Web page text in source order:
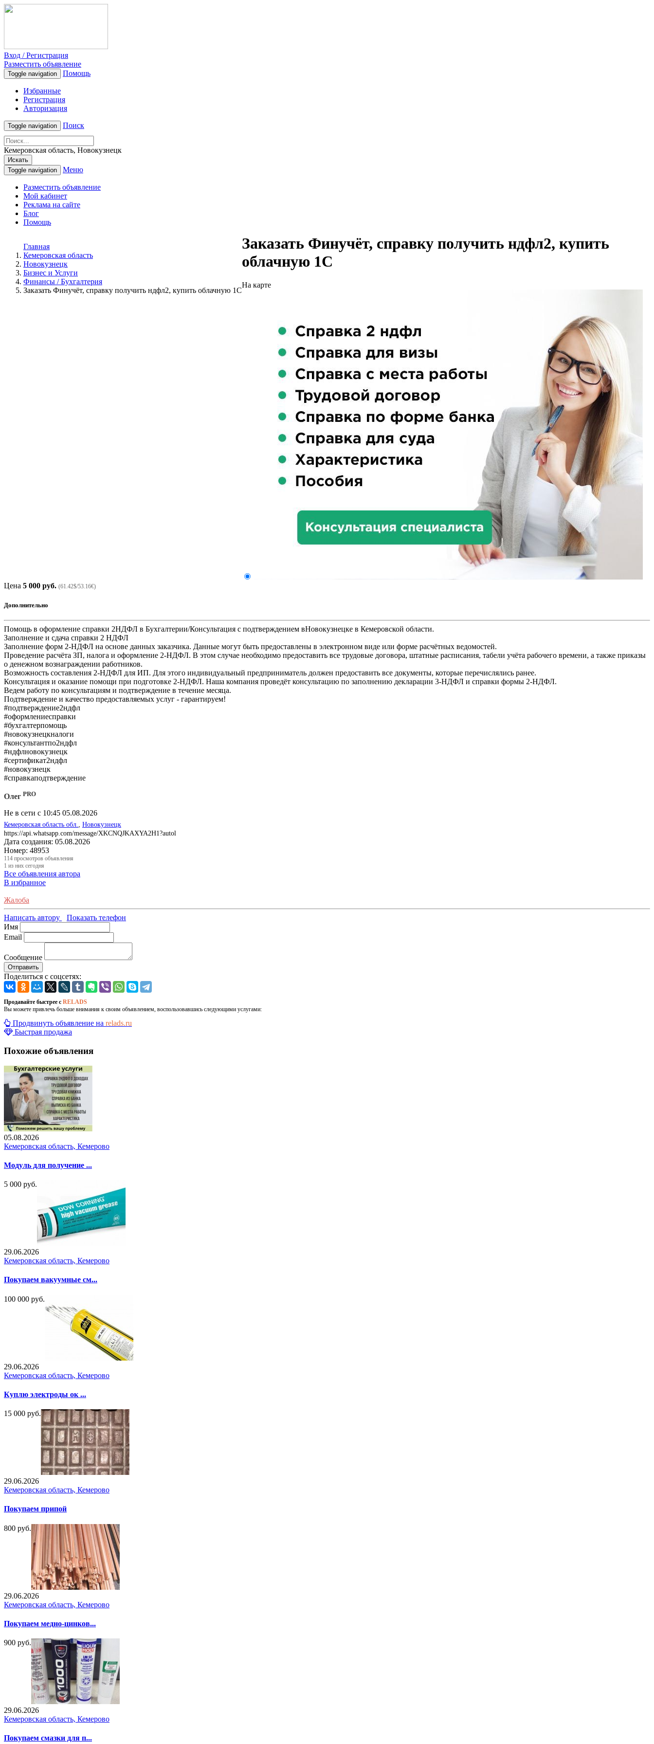
Вход / Регистрация
Разместить объявление
Toggle navigation Помощь
Избранные
Регистрация
Авторизация
Toggle navigation Поиск
Кемеровская область, Новокузнецк
Искать
Toggle navigation
Меню
Разместить объявление
Мой кабинет
Реклама на сайте
Блог
Помощь
Главная
Кемеровская область
Новокузнецк
Бизнес и Услуги
Финансы / Бухгалтерия
Заказать Финучёт, справку получить ндфл2, купить облачную 1С
Заказать Финучёт, справку получить ндфл2, купить
облачную 1С
На карте
Цена 5 000 руб. (61.42$/53.16€)
Дополнительно
Помощь в оформление справки 2НДФЛ в Бухгалтерии/Консультация с подтверждением вНовокузнецке в Кемеровской области.
Заполнение и сдача справки 2 НДФЛ
Заполнение форм 2-НДФЛ на основе данных заказчика. Данные могут быть предоставлены в электронном виде или форме расчётных ведомостей.
Проведение расчёта ЗП, налога и оформление 2-НДФЛ. В этом случае необходимо предоставить все трудовые договора, штатные расписания, табели учёта рабочего времени, а также приказы
о денежном вознаграждении работников.
Возможность составления 2-НДФЛ для ИП. Для этого индивидуальный предприниматель должен предоставить все документы, которые перечислялись ранее.
Консультация и оказание помощи при подготовке 2-НДФЛ. Наша компания проведёт консультацию по заполнению декларации 3-НДФЛ и справки формы 2-НДФЛ.
Ведем работу по консультациям и подтверждение в течение месяца.
Подтверждение и качество предоставляемых услуг - гарантируем!
#подтверждение2ндфл
#оформлениесправки
#бухгалтерпомощь
#новокузнецкналоги
#консультантпо2ндфл
#ндфлновокузнецк
#сертификат2ндфл
#новокузнецк
#справкаподтверждение
Олег PRO
Не в сети с 10:45 05.08.2026
Кемеровская область обл., Новокузнецк
https://api.whatsapp.com/message/XKCNQJKAXYA2H1?autol
Дата создания: 05.08.2026
Номер: 48953
114 просмотров объявления
1 из них сегодня
Все объявления автора
В избранное
Жалоба
Написать автору
Показать телефон
Имя
Email
Сообщение
Отправить
Поделиться с соцсетях:
Продавайте быстрее с RELADS
Вы можете привлечь больше внимания к своим объявлением, воспользовавшись следующими услугами:
Продвинуть объявление на relads.ru
Быстрая продажа
Похожие объявления
05.08.2026
Кемеровская область, Кемерово
Модуль для получение ...
5 000 руб.
29.06.2026
Кемеровская область, Кемерово
Покупаем вакуумные см...
100 000 руб.
29.06.2026
Кемеровская область, Кемерово
Куплю электроды ок ...
15 000 руб.
29.06.2026
Кемеровская область, Кемерово
Покупаем припой
800 руб.
29.06.2026
Кемеровская область, Кемерово
Покупаем медно-цинков...
900 руб.
29.06.2026
Кемеровская область, Кемерово
Покупаем смазки для п...